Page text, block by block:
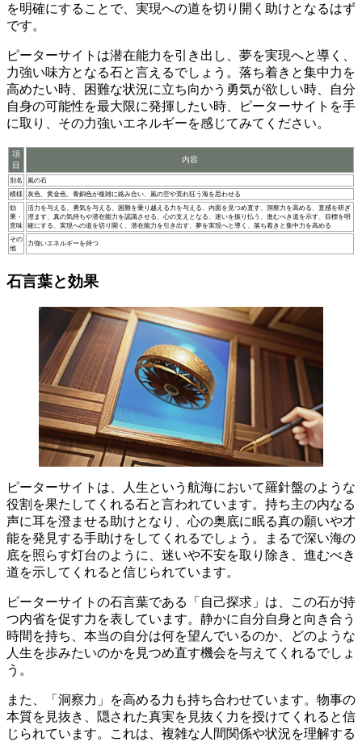
を明確にすることで、実現への道を切り開く助けとなるはず
です。
ピーターサイトは潜在能力を引き出し、夢を実現へと導く
力強い味方となる石と言えるでしょう。落ち着きと集中力を
高めたい時、困難な状況に立ち向かう勇気が欲しい時、自分
自身の可能性を最大限に発揮 したい時、ピーターサイトを手
に取り、その力強いエネルギーを感じてみてください。
項
目
内容
別名
嵐の石
模様
灰色、黄金色、青銅色が複雑に絡み合い、嵐の空や荒れ狂う海を思わせる
効
果・
意味
活力を与える、勇気を与える、困難を乗り越える力を与える、内面を見つめ直す、洞察力を高める、直感を研ぎ
澄ます、真の気持ちや潜在能力を認識させる、心の支えとなる、迷いを振り払う、進むべき道を示す、目標を明
確にする、実現への道を切り開く、潜在能力を引き出す、夢を実現へと導く、落ち着きと集中力を高める
その
他
力強いエネルギーを持つ
石言葉と効果
ピーターサイトは、人生という航海において羅針盤のような
役割を果たしてくれる石と言われています。持ち主の内なる
声に耳を澄ませる助けとなり、心の奥底に眠る真の願いや才
能を発見する手助けをしてくれるでしょう。まるで深い海の
底を照らす灯台のように、 迷いや不安を取り除き、進むべき
道を示してくれる と信じられています。
ピーターサイトの石言葉である「 自己探求 」は、この石が持
つ内省を促す力 を表しています。静かに自分自身と向き合う
時間を持ち、本当の自分は何を望んでいるのか、どのような
人生を歩みたいのかを 見つめ直す機会を与えてくれるでしょ
う。
また、「 洞察力 」を高める力も持ち合わせています。物事の
本質を見抜き、
隠された真実を見抜く力 を授けてくれると信
じられています。これは、複雑な人間関係や状況を理解する